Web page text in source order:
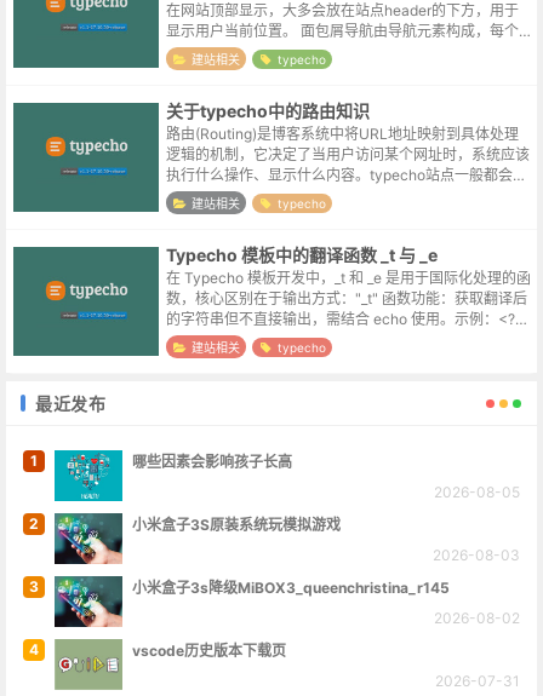
在网站顶部显示，大多会放在站点header的下方，用于
显示用户当前位置。 面包屑导航由导航元素构成，每个
元素代表一个网站导航项，各个元素通常包含对应链接，
供用户跳转。面包屑导航示例首页...
建站相关 typecho
关于typecho中的路由知识
路由(Routing)是博客系统中将URL地址映射到具体处理
逻辑的机制，它决定了当用户访问某个网址时，系统应该
执行什么操作、显示什么内容。typecho站点一般都会开
启伪静态，伪静态通过URL重写将"漂亮"的URL映射到实
际的文件路径...
建站相关 typecho
Typecho 模板中的翻译函数 _t 与 _e
在 Typecho 模板开发中，_t 和 _e 是用于国际化处理的函
数，核心区别在于输出方式："_t" 函数‌‌功能‌：获取翻译后
的字符串但不直接输出，需结合 echo 使用。‌示例‌：<?ph
p echo _t('欢迎语');...
建站相关 typecho
最近发布
1
哪些因素会影响孩子长高
2026-08-05
2
小米盒子3S原装系统玩模拟游戏
2026-08-03
3
小米盒子3s降级MiBOX3_queenchristina_r145
2026-08-02
4
vscode历史版本下载页
2026-07-31